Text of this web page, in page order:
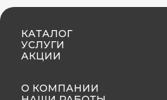
КАТАЛОГ
УСЛУГИ
АКЦИИ
О КОМПАНИИ